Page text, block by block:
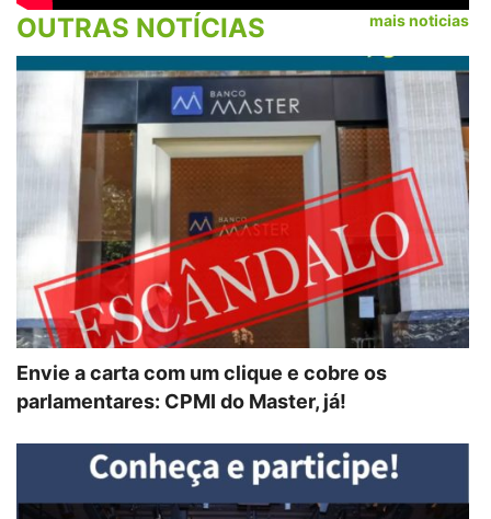
OUTRAS NOTÍCIAS mais noticias
Envie a carta com um clique e cobre os
parlamentares: CPMI do Master, já!